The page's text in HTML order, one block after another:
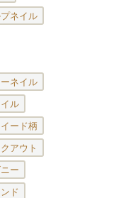
ネイル
ネイル
ル
ード柄
アウト
ー
ド